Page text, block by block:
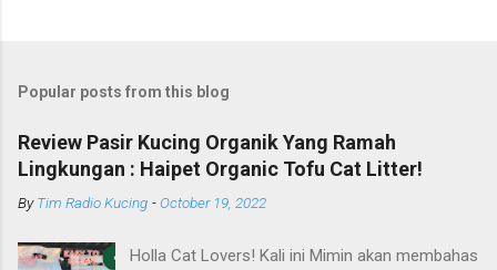
Popular posts from this blog
Review Pasir Kucing Organik Yang Ramah
Lingkungan : Haipet Organic Tofu Cat Litter!
ByTim Radio Kucing -October 19, 2022
Holla Cat Lovers! Kali ini Mimin akan membahas